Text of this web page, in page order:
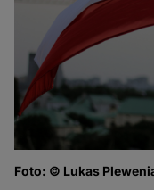
Foto: © Lukas